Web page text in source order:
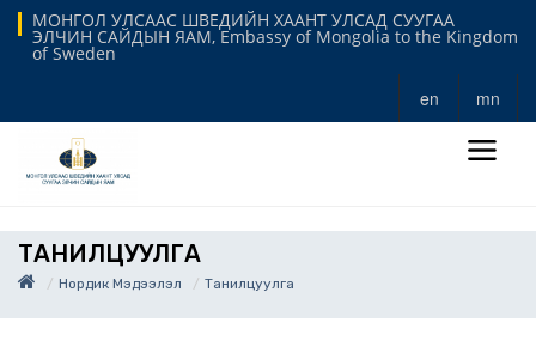
МОНГОЛ УЛСААС ШВЕДИЙН ХААНТ УЛСАД СУУГАА
ЭЛЧИН САЙДЫН ЯАМ, Embassy of Mongolia to the Kingdom
of Sweden
en mn
ТАНИЛЦУУЛГА
Нордик Мэдээлэл Танилцуулга